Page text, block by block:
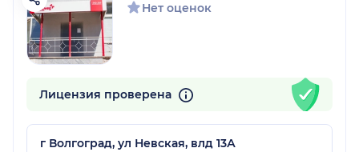
Нет оценок
Лицензия проверена
г Волгоград, ул Невская, влд 13А